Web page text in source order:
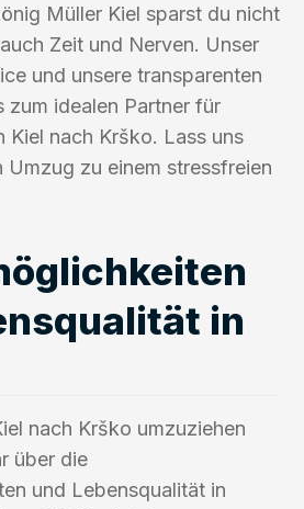
Müller Kiel sparst du nicht
Zeit und Nerven. Unser
und unsere transparenten
zum idealen Partner für
Kiel nach Krško. Lass uns
Umzug zu einem stressfreien
in
nach Krško umzuziehen
über die
und Lebensqualität in